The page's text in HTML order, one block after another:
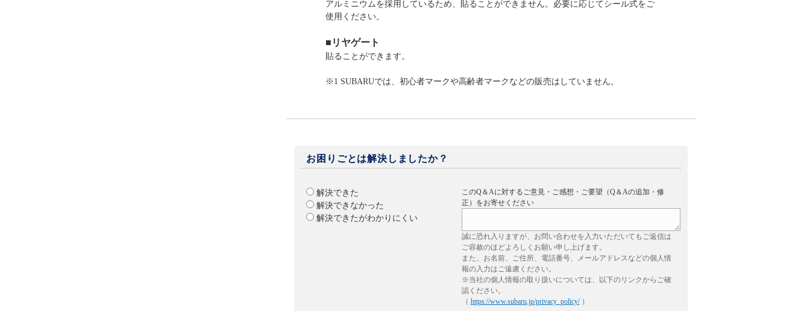
アルミニウムを採用しているため、貼ることができません。必要に応じてシール式をご
使用ください。
■リヤゲート
貼ることができます。
※1 SUBARUでは、初心者マークや高齢者マークなどの販売はしていません。
お困りごとは解決しましたか？
解決できた
解決できなかった
解決できたがわかりにくい
このQ＆Aに対するご意見・ご感想・ご要望（Q＆Aの追加・修
正）をお寄せください
誠に恐れ入りますが、お問い合わせを入力いただいてもご返信は
ご容赦のほどよろしくお願い申し上げます。
また、お名前、ご住所、電話番号、メールアドレスなどの個人情
報の入力はご遠慮ください。
※当社の個人情報の取り扱いについては、以下のリンクからご確
認ください。
（ https://www.subaru.jp/privacy_policy/）